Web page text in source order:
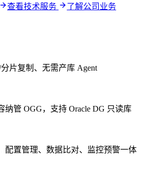
查看技术服务 了解公司业务
片复制、无需产库 Agent
纳管 OGG，支持 Oracle DG 只读库
配置管理、数据比对、监控预警一体